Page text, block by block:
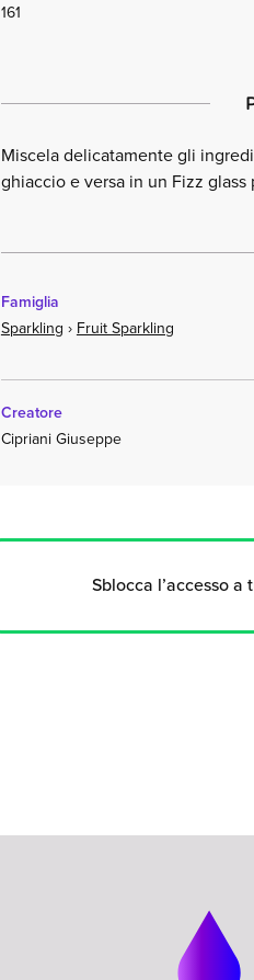
161
Miscela delicatamente gli
ghiaccio e versa in un Fizz
Famiglia
Sparkling › Fruit Sparkling
Creatore
Cipriani Giuseppe
Sblocca l’accesso